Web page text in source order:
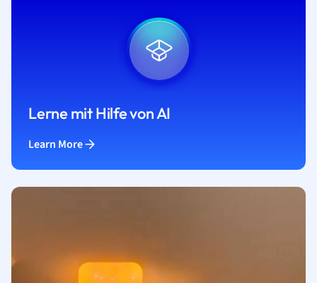
Lerne mit Hilfe von AI
Learn More